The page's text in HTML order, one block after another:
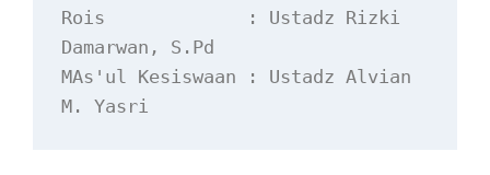
Rois             : Ustadz Rizki
Damarwan, S.Pd
MAs'ul Kesiswaan : Ustadz Alvian
M. Yasri